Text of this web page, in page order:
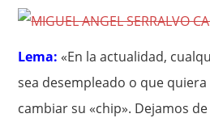
Lema: «En la actualidad,
sea desempleado o que
cambiar su «chip». Dejamos